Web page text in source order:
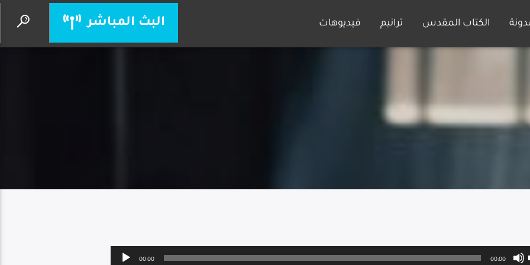
فيديوهات ترانيم الكتاب المقدس البث المباشر
Audio
00:00 00:00